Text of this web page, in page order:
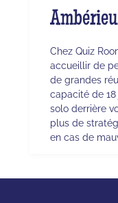
Chez Quiz
accueillir de
de grandes
capacité de 18
solo derrière
plus de
en cas de